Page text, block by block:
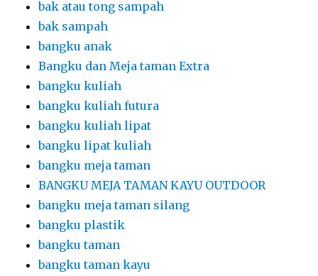
bak atau tong sampah
bak sampah
bangku anak
Bangku dan Meja taman Extra
bangku kuliah
bangku kuliah futura
bangku kuliah lipat
bangku lipat kuliah
bangku meja taman
BANGKU MEJA TAMAN KAYU OUTDOOR
bangku meja taman silang
bangku plastik
bangku taman
bangku taman kayu